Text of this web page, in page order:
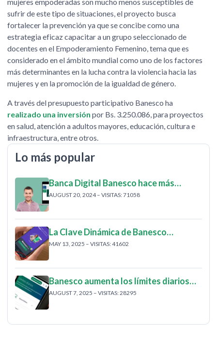
sufrir de este tipo de situaciones, el proyecto busca
fortalecer la prevención ya que se concibe como una
estrategia eficaz capacitar a un grupo seleccionado de
docentes en el Empoderamiento Femenino, tema que es
considerado en el ámbito mundial como uno de los factores
más determinantes en la lucha contra la violencia hacia las
mujeres y en la promoción de la igualdad de género.
A través del presupuesto participativo Banesco ha
realizado una inversión por Bs. 3.250.086, para proyectos
en salud, atención a adultos mayores, educación, cultura e
infraestructura, entre otros.
Lo más popular
Banca Digital Banesco hace más…
AUGUST 20, 2024 – VISITAS: 71058
La Clave Dinámica de Banesco…
MAY 13, 2025 – VISITAS: 41602
Banesco aumenta los límites diarios…
AUGUST 7, 2025 – VISITAS: 28295